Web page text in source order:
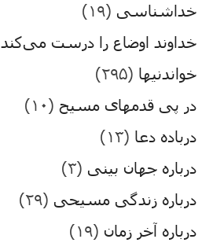
خداشناسی (۱۹)
خداوند اوضاع را درست می‌کند
خواندنیها (۲۹۵)
در پی قدمهای مسیح (۱۰)
درباده دعا (۱۳)
درباره جهان بینی (۳)
درباره زندگی مسیحی (۲۹)
درباره آخر زمان (۱۹)